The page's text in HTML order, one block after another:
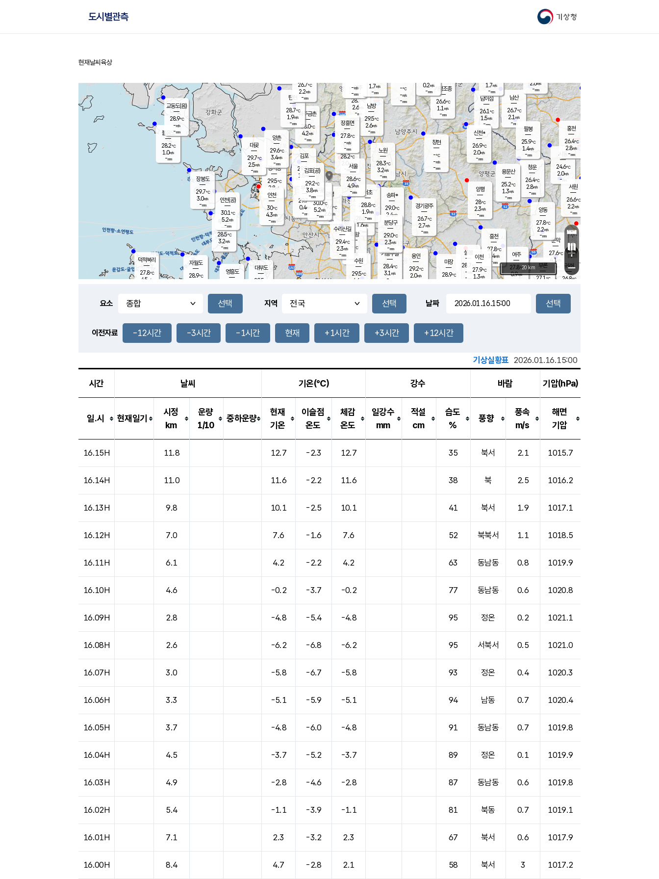
기상청
도시별관측
홈
현재날씨 육상
풍도
3.7m/s
문막
27.6℃
4.1m/s
mm
남이섬
26.1℃
1.5m/s
-mm
무의도
28.5℃
3.2m/s
-mm
영흥도
볼음도
28.2℃
1.0m/s
-mm
자월도
28.9℃
양주
28.7℃
2.6
-mm
부론
27.1 ℃
과천
28.0℃
1.6m/s
- mm
남산
26.7℃
2.1 m/s
-mm
장봉도
29.7℃
3.0m/s
-mm
-mm
청운
26.4℃
2.8m/s
-mm
팔봉
25.9℃
1.4m/s
-mm
-mm
용인
29.2℃
2.0m/s
여주
27.8℃
0.9m/s
양동
27.8℃
2.2m/s
-mm
경기광주
26.7℃
2.7m/s
-mm
장호원
1.7m/s
-mm
29.2
℃
대부도
29.5
-
경서동
29.5℃
2.8 m/s
-mm
파주금촌
28.0℃
4.2m/s
-mm
가평조종
26.6℃
1.1 m/s
-mm
-℃
-m/s
-mm
대곶
29.7℃
2.5m/s
-mm
신천*
26.9℃
2.0m/s
-mm
창현
-℃
-m/s
-mm
탄현
28.7℃
1.9m/s
-mm
0.2m/s
-mm
29.5℃
0.8m/s
-mm
흥천
27.8℃
1.4m/s
-mm
마장
28.9℃
의왕
- ℃
m/s
mm
김포
29.3℃
1.5 m/s
mm
설봉
28.7
-m/s
- mm
광명
29.6 ℃
2.6 m/s
-mm
부천
29.7℃
0.4m/s
-mm
-mm
양촌
29.6℃
3.4m/s
-mm
구로
30.0℃
5.2m/s
-mm
은평
28.2℃
2.0 m/s
- mm
노원
28.3℃
3.2m/s
-mm
송파*
29.0℃
2.4m/s
-mm
서초
28.8℃
1.9m/s
-mm
남방
29.5℃
2.6m/s
-mm
기흥구갈
28.4℃
3.1 m/s
-
수리산길
29.4℃
2.3m/s
-mm
분당구
29.0℃
2.3m/s
-mm
장흥면
27.8℃
-m/s
-mm
-m/s
-mm
시동
24.6℃
2.0m/s
- mm
귀래
26.8℃
서원
26.6℃
2.2m/s
-mm
용문산
25.2℃
1.3m/s
-mm
덕적북리
27.8℃
4.5 m/s
인천(공)
30.1℃
5.2m/s
-mm
김포(공)
29.2℃
3.8m/s
-mm
교동도(음)
28.9℃
-m/s
-mm
홍천
26.4℃
2.8m/s
-mm
이천
27.9℃
1.3m/s
양평
28℃
2.3m/s
-mm
수원
29.5℃
4.6 m/s
인천
30℃
4.3m/s
-mm
서울
28.6℃
4.9m/s
-mm
2.6m/s
-mm
26.7℃
2.2m/s
-mm
1.7m/s
-mm
+
−
20 km
요소 지역 날짜
이전자료 -12시간 -3시간 -1시간 현재 +1시간 +3시간 +12시간
기상실황표 2026.01.16.15:00
시간 날씨 기온(℃) 강수 바람 기압(hPa)
일.시 현재일기
시정
km
운량
1/10
중하운량
현재
기온
이슬점
온도
체감
온도
일강수
mm
적설
cm
습도
%
풍향
풍속
m/s
해면
기압
16.15H 11.8 12.7 -2.3 12.7 35 북서 2.1 1015.7
16.14H 11.0 11.6 -2.2 11.6 38 북 2.5 1016.2
16.13H 9.8 10.1 -2.5 10.1 41 북서 1.9 1017.1
16.12H 7.0 7.6 -1.6 7.6 52 북북서 1.1 1018.5
16.11H 6.1 4.2 -2.2 4.2 63 동남동 0.8 1019.9
16.10H 4.6 -0.2 -3.7 -0.2 77 동남동 0.6 1020.8
16.09H 2.8 -4.8 -5.4 -4.8 95 정온 0.2 1021.1
16.08H 2.6 -6.2 -6.8 -6.2 95 서북서 0.5 1021.0
16.07H 3.0 -5.8 -6.7 -5.8 93 정온 0.4 1020.3
16.06H 3.3 -5.1 -5.9 -5.1 94 남동 0.7 1020.4
16.05H 3.7 -4.8 -6.0 -4.8 91 동남동 0.7 1019.8
16.04H 4.5 -3.7 -5.2 -3.7 89 정온 0.1 1019.9
16.03H 4.9 -2.8 -4.6 -2.8 87 동남동 0.6 1019.8
16.02H 5.4 -1.1 -3.9 -1.1 81 북동 0.7 1019.1
16.01H 7.1 2.3 -3.2 2.3 67 북서 0.6 1017.9
16.00H 8.4 4.7 -2.8 2.1 58 북서 3 1017.2